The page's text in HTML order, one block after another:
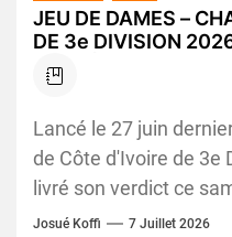
JEU DE DAMES –
DE 3e DIVISION
SACRÉ CHAMPION !
Lancé le 27 juin
de Côte d'Ivoire de 3e
livré son verdict ce
Josué Koffi 7 Juillet 2026